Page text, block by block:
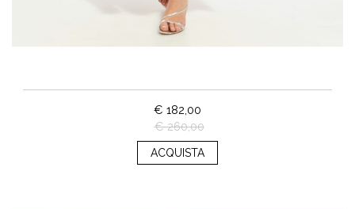
€ 182,00
€ 260,00
ACQUISTA